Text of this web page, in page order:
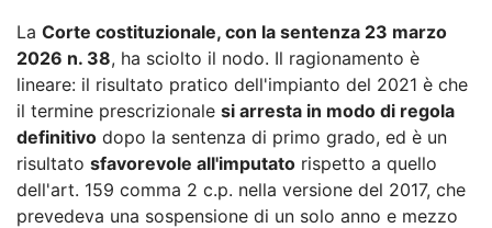
La Corte costituzionale, con la sentenza 23 marzo
2026 n. 38, ha sciolto il nodo. Il ragionamento è
lineare: il risultato pratico dell'impianto del 2021 è che
il termine prescrizionale si arresta in modo di regola
definitivo dopo la sentenza di primo grado, ed è un
risultato sfavorevole all'imputato rispetto a quello
dell'art. 159 comma 2 c.p. nella versione del 2017, che
prevedeva una sospensione di un solo anno e mezzo